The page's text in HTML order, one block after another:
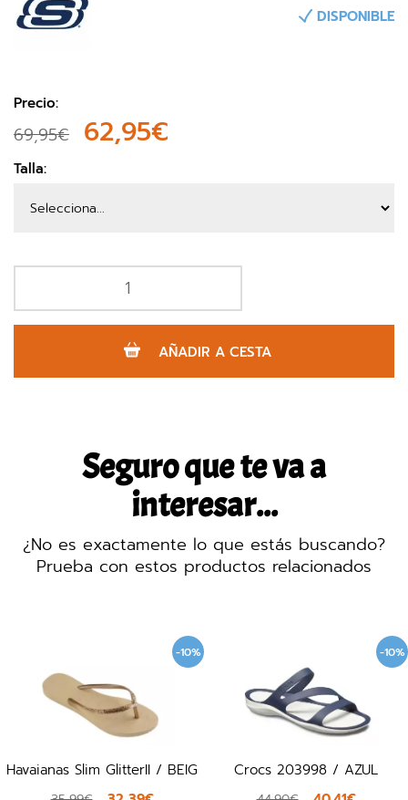
DISPONIBLE
Precio:
69,95€ 62,95€
Talla:
AÑADIR A CESTA
Seguro que te va a
interesar...
¿No es exactamente lo que estás buscando?
Prueba con estos productos relacionados
-10%
Havaianas Slim GlitterII / BEIG
-10%
Crocs 203998 / AZUL